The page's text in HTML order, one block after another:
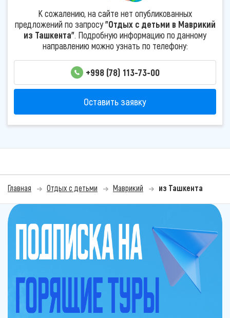
К сожалению, на сайте нет опубликованных
предложений по запросу"Отдых с детьми в Маврикий
из Ташкента". Подробную информацию по данному
направлению можно узнать по телефону:
+998 (78) 113-73-00
Оставить заявку
Главная Отдых с детьми Маврикий из Ташкента